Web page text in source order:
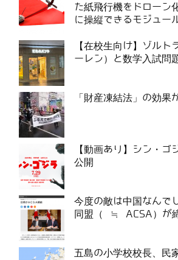
た紙飛行機をドローン
に操縦できるモジュー
【在校生向け】ゾルト
ーレン）と数学入試問
「財産凍結法」の効果
【動画あり】シン・ゴ
公開
今度の敵は中国なんで
同盟（ ≒ ACSA）が
五島の小学校校長、民